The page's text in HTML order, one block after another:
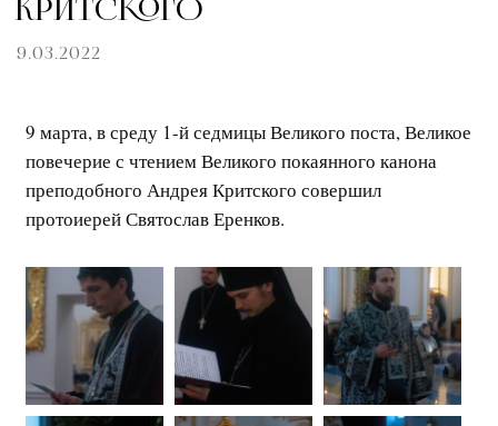
Критского
9.03.2022
9 марта, в среду 1-й седмицы Великого поста, Великое
повечерие с чтением Великого покаянного канона
преподобного Андрея Критского совершил
протоиерей Святослав Еренков.